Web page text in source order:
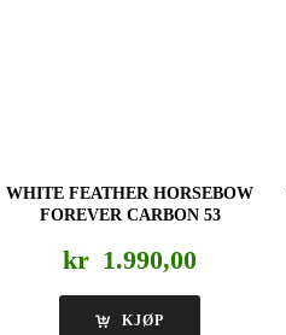
WHITE FEATHER HORSEBOW
FOREVER CARBON 53
kr 1.990,00
KJØP